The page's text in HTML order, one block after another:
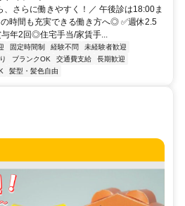
さらに働きやすく！／ 午後診は18:00ま
時間も充実できる働き方へ◎ ✅週休2.5
与年2回◎住宅手当/家賃手...
固定時間制 経験不問
未経験者歓迎
ブランクOK 交通費支給
長期歓迎
髪型・髪色自由